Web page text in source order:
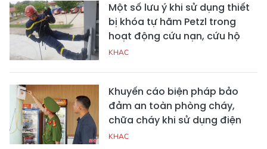
Một số lưu ý khi sử dụng thiết
bị khóa tự hãm Petzl trong
hoạt động cứu nạn, cứu hộ
KHAC
Khuyến cáo biện pháp bảo
đảm an toàn phòng cháy,
chữa cháy khi sử dụng điện
KHAC